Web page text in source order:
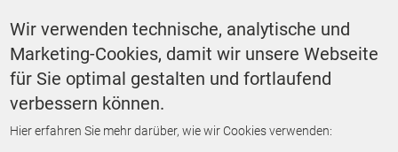
Vorsorge-Stadt: So machte
Moosburg sich autark
VONGUDRUN MALLWITZ
Seitennummerierung
« Erste Seite
‹
Vorherige Seite
1 2 3 4 5
Wir verwenden technische, analytische und
Marketing-Cookies, damit wir unsere Webseite
für Sie optimal gestalten und fortlaufend
verbessern können.
Hier erfahren Sie mehr darüber, wie wir Cookies verwenden: